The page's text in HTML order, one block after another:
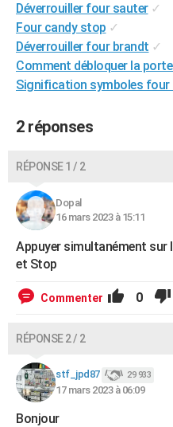
Destinations
City break
Voyage nature
Voyage de noces
Forum
Climat
+PHOTO
GUIDES D'ACHAT
BONS PLANS
COPAINS D'AVANT
S'inscrire
Se connecter
Lycées
Collèges
Primaires
Universités
Entreprises
Service militaire
Avis de recherche
AVIS DE DÉCÈS
Bricolage
Lifestyle
Culture
Sport
Auto
Television
Voyage
Cinema
Déverrouiller four sauter ✓
Four candy stop ✓
Déverrouiller four brandt ✓
Comment débloquer la
Signification symboles four
2 réponses
RÉPONSE 1 / 2
Dopal
16 mars 2023 à 15:11
Appuyer simultanément
et Stop
Commenter 0
RÉPONSE 2 / 2
stf_jpd87 29 933
17 mars 2023 à 06:09
Bonjour